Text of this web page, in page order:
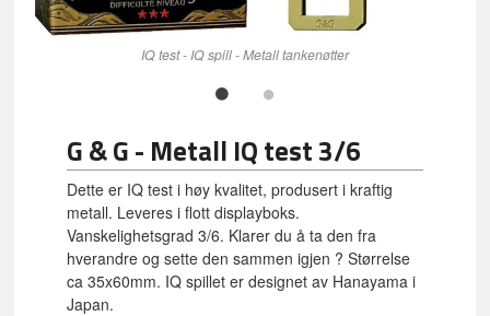
IQ test - IQ spill - Metall tankenøtter
G & G - Metall IQ test 3/6
Dette er IQ test i høy kvalitet, produsert i kraftig
metall. Leveres i flott displayboks.
Vanskelighetsgrad 3/6. Klarer du å ta den fra
hverandre og sette den sammen igjen ? Størrelse
ca 35x60mm. IQ spillet er designet av Hanayama i
Japan.